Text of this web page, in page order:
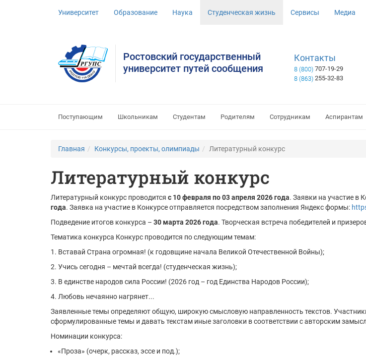
Университет Образование Наука Студенческая жизнь Сервисы Медиа
Ростовский государственный
университет путей сообщения
Контакты
8 (800) 707-19-29
8 (863) 255-32-83
Поступающим Школьникам Студентам Родителям Сотрудникам Аспирантам
Главная Конкурсы, проекты, олимпиады Литературный конкурс
Литературный конкурс
Литературный конкурс проводится с 10 февраля по 03 апреля 2026 года. Заявки на участие в
года. Заявка на участие в Конкурсе отправляется посредством заполнения Яндекс формы:
Подведение итогов конкурса – 30 марта 2026 года. Творческая встреча победителей и
Тематика конкурса Конкурс проводится по следующим темам:
1. Вставай Страна огромная! (к годовщине начала Великой Отечественной Войны);
2. Учись сегодня – мечтай всегда! (студенческая жизнь);
3. В единстве народов сила России! (2026 год – год Единства Народов России);
4. Любовь нечаянно нагрянет...
Заявленные темы определяют общую, широкую смысловую направленность текстов.
сформулированные темы и давать текстам иные заголовки в соответствии с авторским
Номинации конкурса:
«Проза» (очерк, рассказ, эссе и под.);